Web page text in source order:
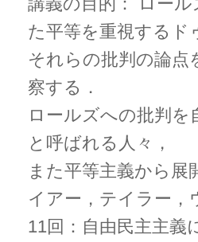
た平等を重視するド
それらの批判の論点
察する．
ロールズへの批判
と呼ばれる人々，
また平等主義から
イアー，テイラー，
11回：自由民主主義